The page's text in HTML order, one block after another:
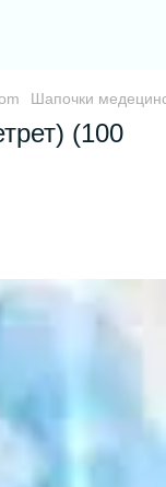
Шапочки
(100